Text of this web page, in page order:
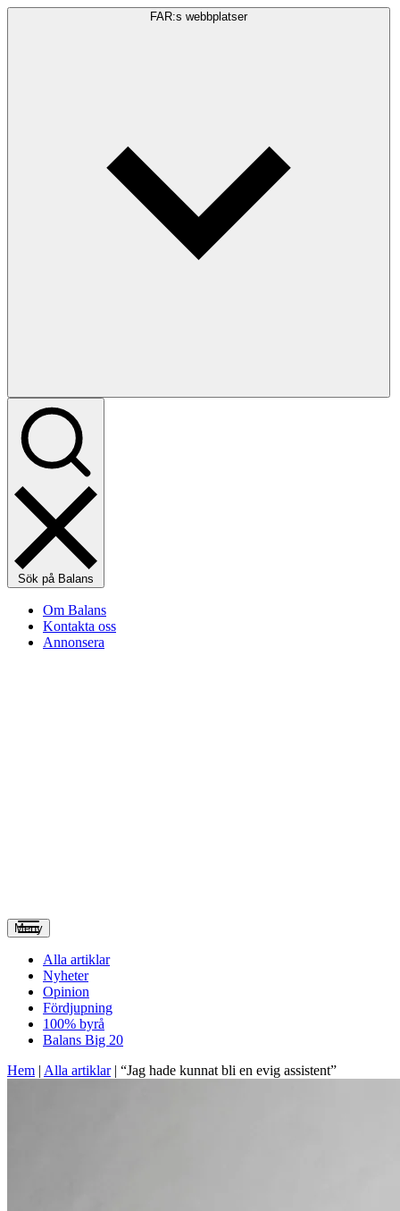
FAR:s webbplatser
Sök på Balans
Om Balans
Kontakta oss
Annonsera
Meny
Alla artiklar
Nyheter
Opinion
Fördjupning
100% byrå
Balans Big 20
Hem | Alla artiklar| “Jag hade kunnat bli en evig assistent”